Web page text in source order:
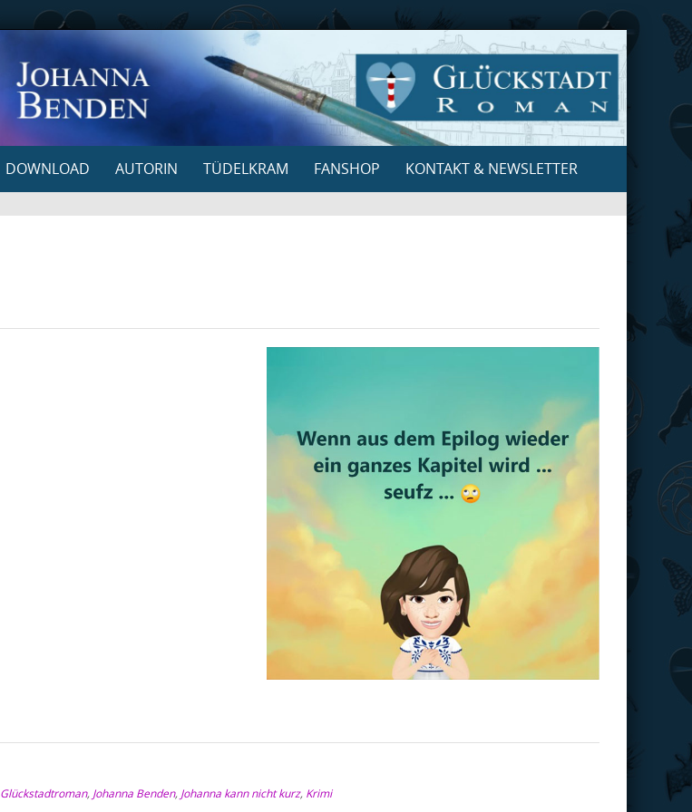
DOWNLOAD AUTORIN TÜDELKRAM FANSHOP KONTAKT & NEWSLETTER
Glückstadtroman, Johanna Benden, Johanna kann nicht kurz, Krimi